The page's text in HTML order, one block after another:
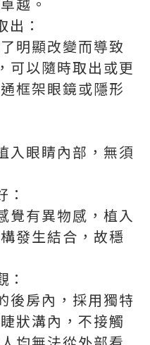
：
明顯改變而導致
可以隨時取出或更
框架眼鏡或隱形
入眼睛內部，無須
覺有異物感，植入
發生結合，故穩
後房內，採用獨特
狀溝內，不接觸